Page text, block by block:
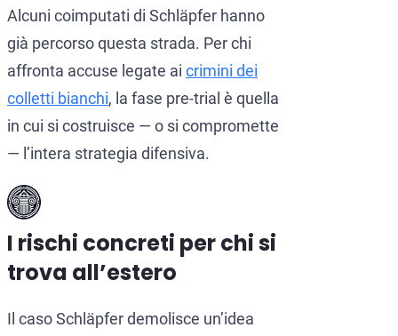
Alcuni coimputati di Schläpfer hanno
già percorso questa strada. Per chi
affronta accuse legate ai crimini dei
colletti bianchi, la fase pre-trial è quella
in cui si costruisce — o si compromette
— l’intera strategia difensiva.
I rischi concreti per chi si
trova all’estero
Il caso Schläpfer demolisce un’idea